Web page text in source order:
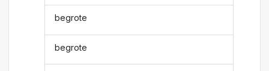
begrote
begrote